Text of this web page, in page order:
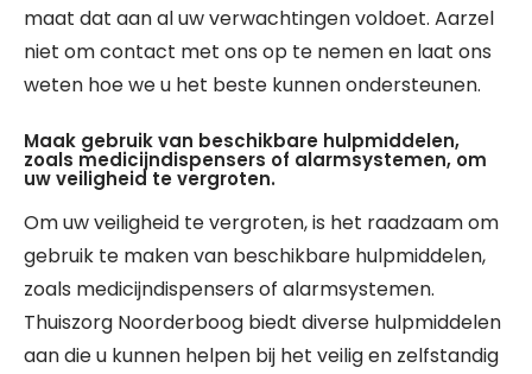
maat dat aan al uw verwachtingen voldoet. Aarzel
niet om contact met ons op te nemen en laat ons
weten hoe we u het beste kunnen ondersteunen.
Maak gebruik van beschikbare hulpmiddelen,
zoals medicijndispensers of alarmsystemen, om
uw veiligheid te vergroten.
Om uw veiligheid te vergroten, is het raadzaam om
gebruik te maken van beschikbare hulpmiddelen,
zoals medicijndispensers of alarmsystemen.
Thuiszorg Noorderboog biedt diverse hulpmiddelen
aan die u kunnen helpen bij het veilig en zelfstandig